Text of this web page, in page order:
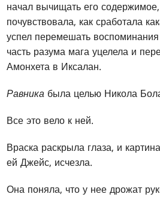
начал вычищать его
почувствовала, как сработала
успел перемешать
часть разума мага уцелела и
Амонхета в Иксалан.
Равника была целью Никола
Все это вело к ней.
Враска раскрыла глаза, и
ей Джейс, исчезла.
Она поняла, что у нее дрожат